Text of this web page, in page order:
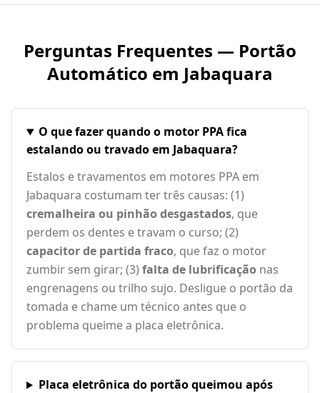
Perguntas Frequentes — Portão
Automático em Jabaquara
O que fazer quando o motor PPA fica
estalando ou travado em Jabaquara?
Estalos e travamentos em motores PPA em
Jabaquara costumam ter três causas: (1)
cremalheira ou pinhão desgastados, que
perdem os dentes e travam o curso; (2)
capacitor de partida fraco, que faz o motor
zumbir sem girar; (3) falta de lubrificação nas
engrenagens ou trilho sujo. Desligue o portão da
tomada e chame um técnico antes que o
problema queime a placa eletrônica.
Placa eletrônica do portão queimou após